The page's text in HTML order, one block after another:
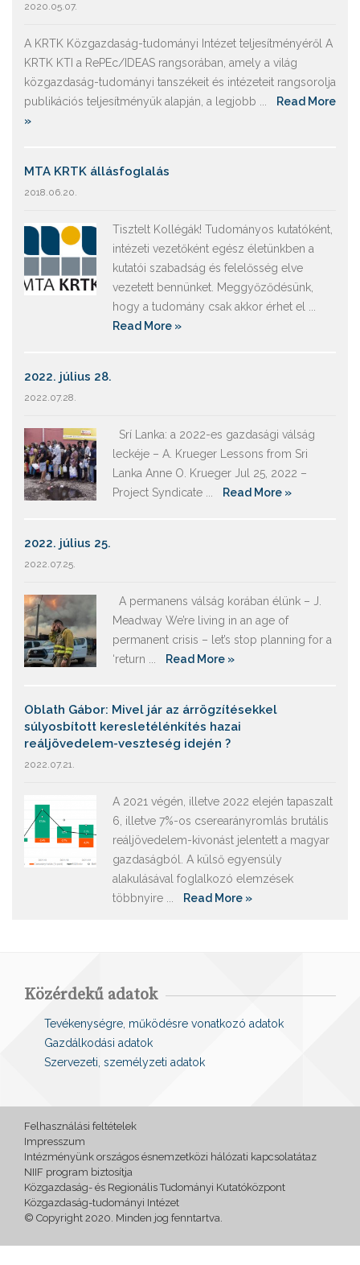
2020.05.07.
A KRTK Közgazdaság-tudományi Intézet teljesítményéről A
KRTK KTI a RePEc/IDEAS rangsorában, amely a világ
közgazdaság-tudományi tanszékeit és intézeteit rangsorolja
publikációs teljesítményük alapján, a legjobb ...
Read More
»
MTA KRTK állásfoglalás
2018.06.20.
Tisztelt Kollégák! Tudományos kutatóként,
intézeti vezetőként egész életünkben a
kutatói szabadság és felelősség elve
vezetett bennünket. Meggyőződésünk,
hogy a tudomány csak akkor érhet el ...
Read More »
2022. július 28.
2022.07.28.
Srí Lanka: a 2022-es gazdasági válság
leckéje – A. Krueger Lessons from Sri
Lanka Anne O. Krueger Jul 25, 2022 –
Project Syndicate ...
Read More »
2022. július 25.
2022.07.25.
A permanens válság korában élünk – J.
Meadway We’re living in an age of
permanent crisis – let’s stop planning for a
‘return ...
Read More »
Oblath Gábor: Mivel jár az árrögzítésekkel
súlyosbított keresletélénkítés hazai
reáljövedelem-veszteség idején ?
2022.07.21.
A 2021 végén, illetve 2022 elején tapaszalt
6, illetve 7%-os cserearányromlás brutális
reáljövedelem-kivonást jelentett a magyar
gazdaságból. A külső egyensúly
alakulásával foglalkozó elemzések
többnyire ...
Read More »
Közérdekű adatok
Tevékenységre, működésre vonatkozó adatok
Gazdálkodási adatok
Szervezeti, személyzeti adatok
Felhasználási feltételek
Impresszum
Intézményünk országos ésnemzetközi hálózati kapcsolatátaz
NIIF program biztosítja
Közgazdaság- és Regionális Tudományi Kutatóközpont
Közgazdaság-tudományi Intézet
© Copyright 2020. Minden jog fenntartva.